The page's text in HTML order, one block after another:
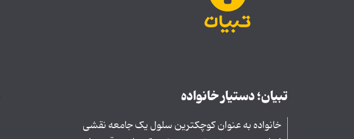
تبیان؛ دستیار خانواده
خانواده به عنوان کوچکترین سلول یک جامعه نقشی